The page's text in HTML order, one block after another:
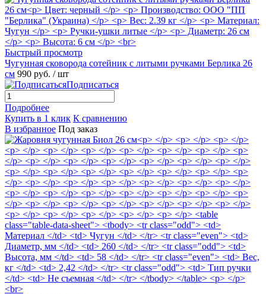
Быстрый просмотр
Чугунная сковорода сотейник с литыми ручками Берлика 26
см 990 руб. / шт
Подписаться
Подробнее
Купить в 1 клик К сравнению
В избранное Под заказ